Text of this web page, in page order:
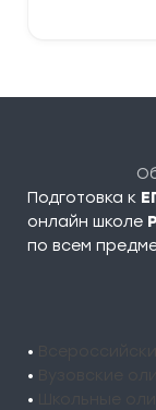
Подготовка к
онлайн школе
по всем
•
•
•